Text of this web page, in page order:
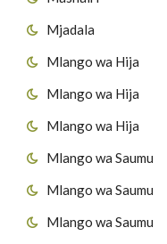
Mjadala
Mlango wa Hija
Mlango wa Hija
Mlango wa Hija
Mlango wa Saumu
Mlango wa Saumu
Mlango wa Saumu